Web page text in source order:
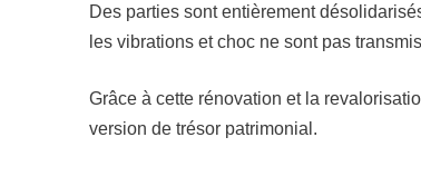
Des parties sont entièrement
les vibrations et choc ne sont pas
Grâce à cette rénovation et la
version de trésor patrimonial.